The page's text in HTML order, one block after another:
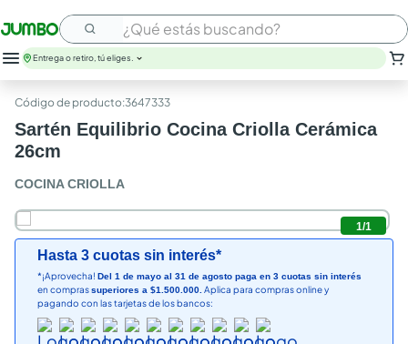
¿Qué estás buscando?
huevos
arroz
nutribela
queso
pollo
carne
Entrega o retiro, tú eliges.
:3647333
Sartén Equilibrio Cocina Criolla Cerámica
26cm
COCINA CRIOLLA
1/1
Hasta 3 cuotas sin interés*
*¡Aprovecha! Del 1 de mayo al 31 de agosto paga en 3 cuotas sin interés
en comprassuperiores a $1.500.000. Aplica para compras online y
pagando con las tarjetas de los bancos: